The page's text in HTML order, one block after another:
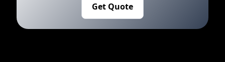
Get Quote